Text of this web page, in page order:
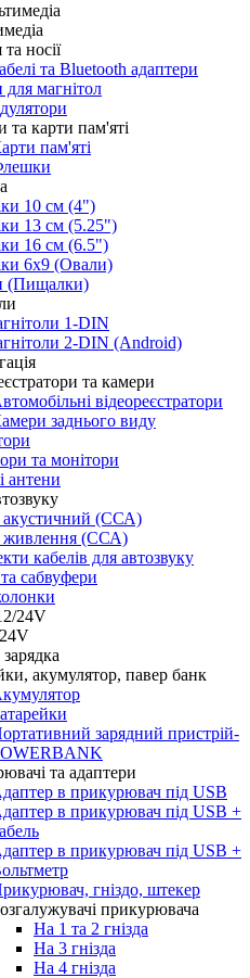
носії
та Bluetooth адаптери
для магнітол
карти пам'яті
пам'яті
10 см (4")
13 см (5.25")
16 см (6.5")
6x9 (Овали)
(Пищалки)
1-DIN
2-DIN (Android)
та камери
відеореєстратори
заднього виду
та монітори
антени
акустичний (ССА)
живлення (ССА)
кабелів для автозвуку
сабвуфери
акумулятор, павер банк
зарядний пристрій-
та адаптери
в прикурювач під USB
в прикурювач під USB +
в прикурювач під USB +
гніздо, штекер
прикурювача
На 1 та 2 гнізда
На 3 гнізда
На 4 гнізда